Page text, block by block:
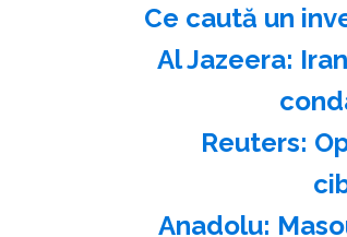
Ce caută un
Al Jazeera:
Reuters:
Anadolu: